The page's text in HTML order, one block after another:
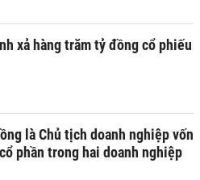
xả hàng trăm tỷ đồng cổ phiếu
là Chủ tịch doanh nghiệp vốn
phần trong hai doanh nghiệp